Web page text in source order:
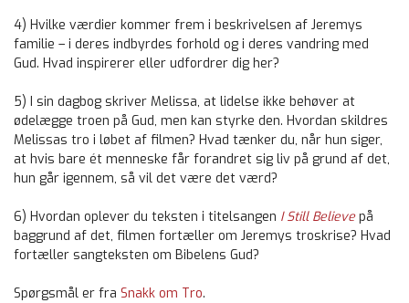
4) Hvilke værdier kommer frem i beskrivelsen af Jeremys
familie – i deres indbyrdes forhold og i deres vandring med
Gud. Hvad inspirerer eller udfordrer dig her?
5) I sin dagbog skriver Melissa, at lidelse ikke behøver at
ødelægge troen på Gud, men kan styrke den. Hvordan skildres
Melissas tro i løbet af filmen? Hvad tænker du, når hun siger,
at hvis bare ét menneske får forandret sig liv på grund af det,
hun går igennem, så vil det være det værd?
6) Hvordan oplever du teksten i titelsangen I Still Believepå
baggrund af det, filmen fortæller om Jeremys troskrise? Hvad
fortæller sangteksten om Bibelens Gud?
Spørgsmål er fra Snakk om Tro.